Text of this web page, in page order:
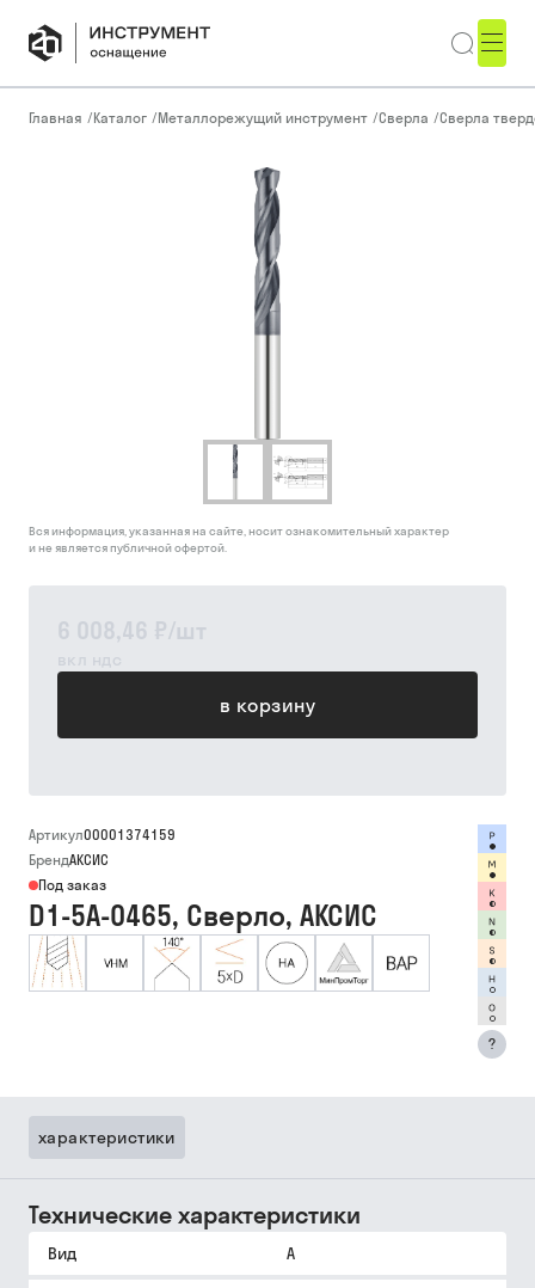
Главная /Каталог /Металлорежущий инструмент /Сверла /Сверла
6 008,46 ₽/шт
вкл ндс
в корзину
Вся информация, указанная на сайте, носит ознакомительный характер
и не является публичной офертой.
Артикул00001374159
БрендАКСИС
Под заказ
D1-5A-0465, Сверло, АКСИС
?
характеристики
Технические характеристики
Вид A